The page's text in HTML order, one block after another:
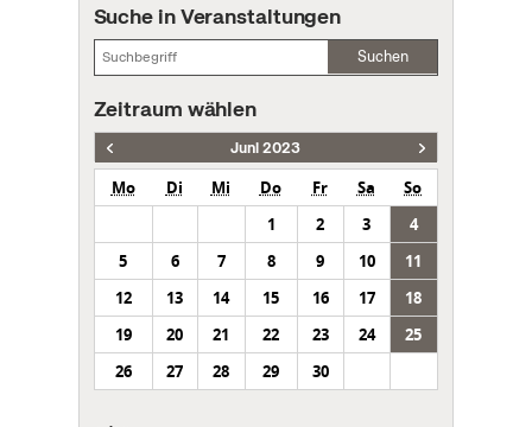
Suche in Veranstaltungen
Suchen
Zeitraum wählen
Juni 2023
Mo Di Mi Do Fr Sa
So
1
2 3
4
5
6 7 8 9 10
11
12
13 14 15 16 17
18
19
20 21 22 23 24
25
26
27 28 29 30